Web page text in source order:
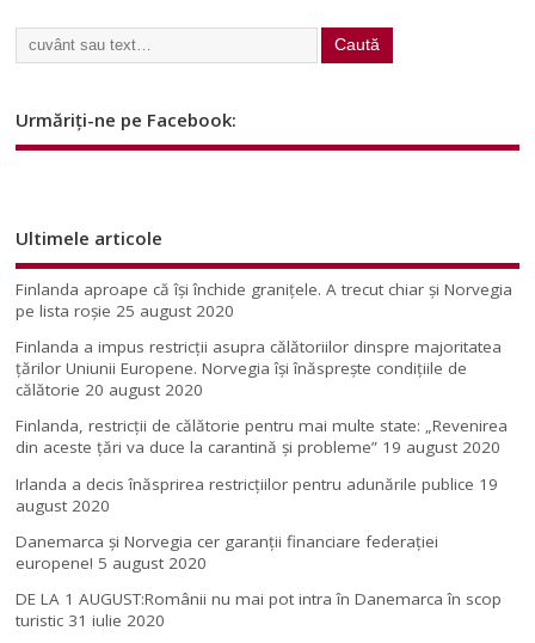
Urmăriți-ne pe Facebook:
Ultimele articole
Finlanda aproape că își închide granițele. A trecut chiar și Norvegia
pe lista roșie 25 august 2020
Finlanda a impus restricţii asupra călătoriilor dinspre majoritatea
ţărilor Uniunii Europene. Norvegia își înăsprește condițiile de
călătorie 20 august 2020
Finlanda, restricţii de călătorie pentru mai multe state: „Revenirea
din aceste ţări va duce la carantină şi probleme” 19 august 2020
Irlanda a decis înăsprirea restricțiilor pentru adunările publice 19
august 2020
Danemarca și Norvegia cer garanții financiare federației
europene! 5 august 2020
DE LA 1 AUGUST:Românii nu mai pot intra în Danemarca în scop
turistic 31 iulie 2020